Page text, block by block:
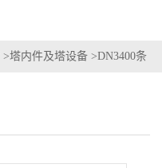
>塔内件及塔设备 >DN3400条